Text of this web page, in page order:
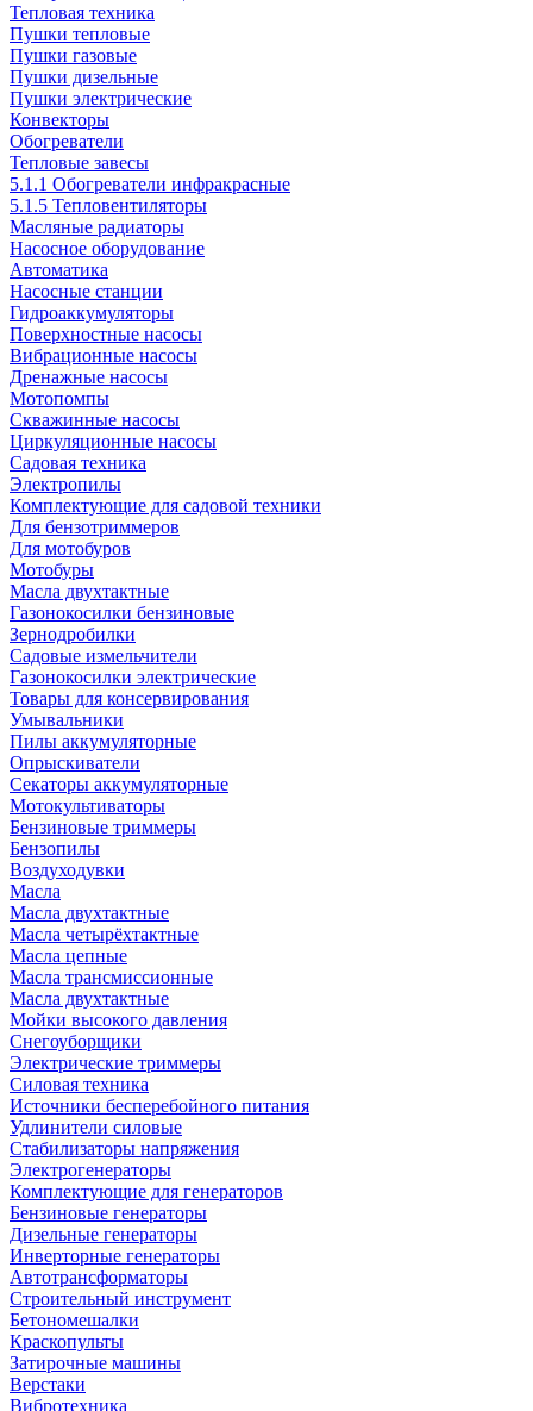
Тепловая техника
Пушки тепловые
Пушки газовые
Пушки дизельные
Пушки электрические
Конвекторы
Обогреватели
Тепловые завесы
5.1.1 Обогреватели инфракрасные
5.1.5 Тепловентиляторы
Масляные радиаторы
Насосное оборудование
Автоматика
Насосные станции
Гидроаккумуляторы
Поверхностные насосы
Вибрационные насосы
Дренажные насосы
Мотопомпы
Скважинные насосы
Циркуляционные насосы
Садовая техника
Электропилы
Комплектующие для садовой техники
Для бензотриммеров
Для мотобуров
Мотобуры
Масла двухтактные
Газонокосилки бензиновые
Зернодробилки
Садовые измельчители
Газонокосилки электрические
Товары для консервирования
Умывальники
Пилы аккумуляторные
Опрыскиватели
Секаторы аккумуляторные
Мотокультиваторы
Бензиновые триммеры
Бензопилы
Воздуходувки
Масла
Масла двухтактные
Масла четырёхтактные
Масла цепные
Масла трансмиссионные
Масла двухтактные
Мойки высокого давления
Снегоуборщики
Электрические триммеры
Силовая техника
Источники бесперебойного питания
Удлинители силовые
Стабилизаторы напряжения
Электрогенераторы
Комплектующие для генераторов
Бензиновые генераторы
Дизельные генераторы
Инверторные генераторы
Автотрансформаторы
Строительный инструмент
Бетономешалки
Краскопульты
Затирочные машины
Верстаки
Вибротехника